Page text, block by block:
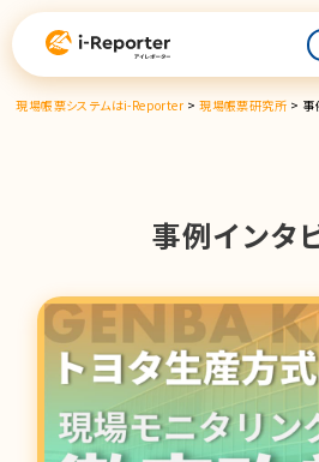
容
現場帳票システムはi-Reporter >現場帳票研究所 > 事
事例インタ